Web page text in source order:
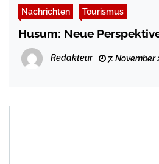
Nachrichten Tourismus
Husum: Neue
Redakteur 7. November